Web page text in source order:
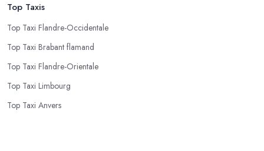
Top Taxis
Top Taxi Flandre-Occidentale
Top Taxi Brabant flamand
Top Taxi Flandre-Orientale
Top Taxi Limbourg
Top Taxi Anvers